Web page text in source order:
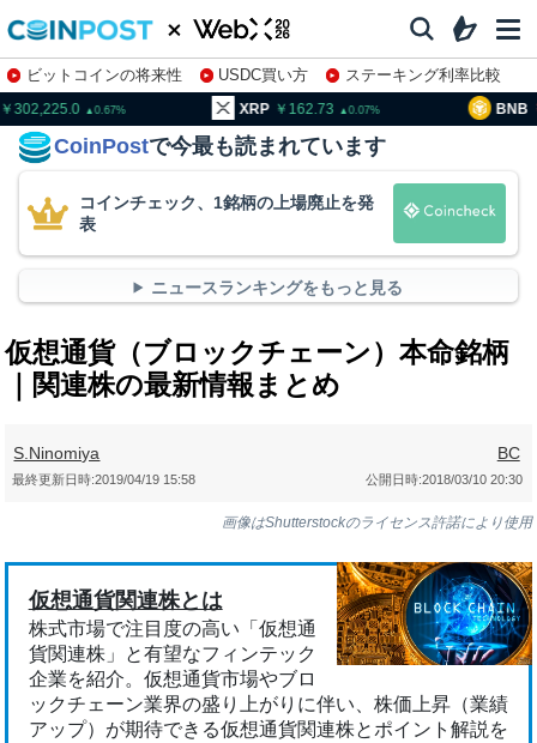
ビットコインの将来性 USDC買い方
ステーキング利率比較
株特集・関連銘柄
0.67 XRP 162.73 0.07 BNB
CoinPostで今最も読まれています
コインチェック、1銘柄の上場廃止を発
表
ニュースランキングをもっと見る
仮想通貨（ブロックチェーン）本命銘柄
｜関連株の最新情報まとめ
S.Ninomiya BC
公開日時:2018/03/10 20:30
最終更新日時:2019/04/19 15:58
画像はShutterstockのライセンス許諾により使用
仮想通貨関連株とは
株式市場で注目度の高い「仮想通
貨関連株」と有望なフィンテック
企業を紹介。仮想通貨市場やブロ
ックチェーン業界の盛り上がりに伴い、株価上昇（業績
アップ）が期待できる仮想通貨関連株とポイント解説を